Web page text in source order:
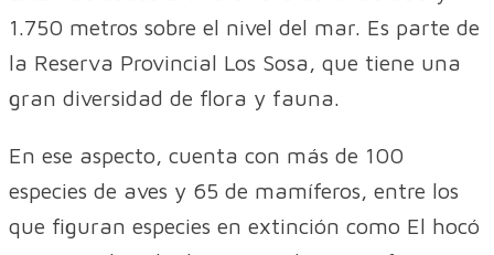
1.750 metros sobre el nivel del mar. Es parte de
la Reserva Provincial Los Sosa, que tiene una
gran diversidad de flora y fauna.
En ese aspecto, cuenta con más de 100
especies de aves y 65 de mamíferos, entre los
que figuran especies en extinción como El hocó